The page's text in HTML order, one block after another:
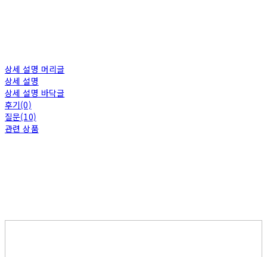
상세 설명 머리글
상세 설명
상세 설명 바닥글
후기(0)
질문(10)
관련 상품